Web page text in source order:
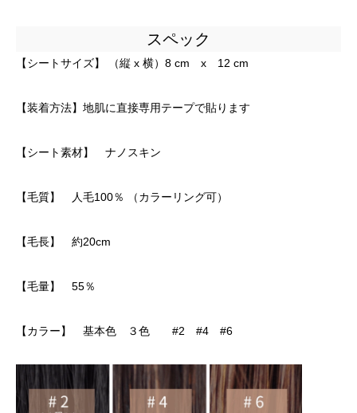
スペック
【シートサイズ】 （縦 x 横）8 cm x 12 cm
【装着方法】地肌に直接専用テープで貼ります
【シート素材】 ナノスキン
【毛質】 人毛100％ （カラーリング可）
【毛長】 約20cm
【毛量】 55％
【カラー】 基本色 ３色 #2 #4 #6